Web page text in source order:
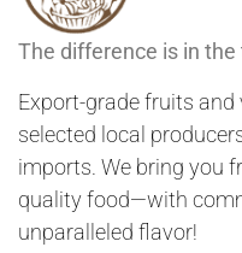
The difference is in the
Export-grade fruits
selected local
imports. We bring you
quality food—with
unparalleled flavor!